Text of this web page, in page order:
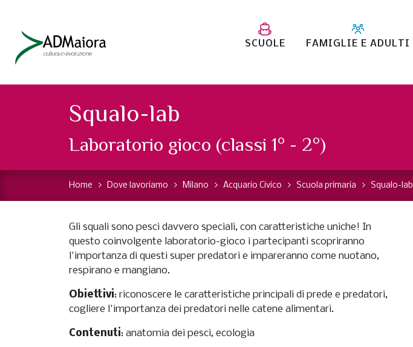
SCUOLE FAMIGLIE E ADULTI
Squalo-lab
Laboratorio gioco (classi 1° - 2°)
Home Dove lavoriamo Milano Acquario Civico Scuola primaria Squalo-lab
Gli squali sono pesci davvero speciali, con caratteristiche uniche! In
questo coinvolgente laboratorio-gioco i partecipanti scopriranno
l'importanza di questi super predatori e impareranno come nuotano,
respirano e mangiano.
Obiettivi: riconoscere le caratteristiche principali di prede e predatori,
cogliere l'importanza dei predatori nelle catene alimentari.
Contenuti: anatomia dei pesci, ecologia